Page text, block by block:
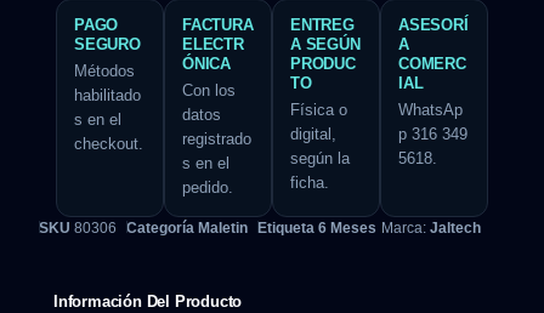
PAGO
SEGURO
Métodos
habilitado
s en el
checkout.
FACTURA
ELECTR
ÓNICA
Con los
datos
registrado
s en el
pedido.
ENTREG
A SEGÚN
PRODUC
TO
Física o
digital,
según la
ficha.
ASESORÍ
A
COMERC
IAL
WhatsAp
p 316 349
5618.
SKU 80306 Categoría Maletin Etiqueta 6 Meses Marca: Jaltech
Información Del Producto